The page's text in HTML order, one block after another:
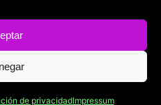
de privacidadImpressum
Pérez